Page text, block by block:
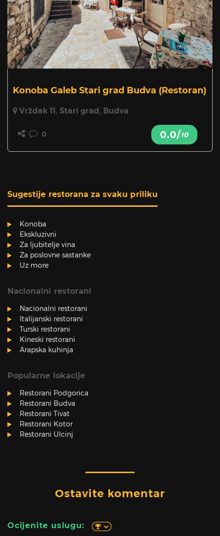
Konoba Galeb Stari grad Budva (Restoran)
Vrždak 11, Stari grad, Budva
0 0.0/10
Sugestije restorana za svaku priliku
Konoba
Ekskluzivni
Za ljubitelje vina
Za poslovne sastanke
Uz more
Nacionalni restorani
Nacionalni restorani
Italijanski restorani
Turski restorani
Kineski restorani
Arapska kuhinja
Popularne lokacije
Restorani Podgorica
Restorani Budva
Restorani Tivat
Restorani Kotor
Restorani Ulcinj
Ostavite komentar
Ocijenite uslugu: